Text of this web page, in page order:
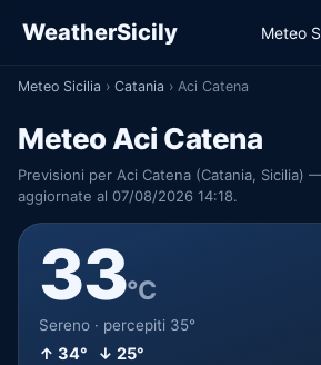
WeatherSicily Meteo
Meteo Sicilia › Catania › Aci Catena
Meteo Aci Catena
Previsioni per Aci Catena (Catania, Sicilia)
aggiornate al 07/08/2026 14:18.
33°C
Sereno · percepiti 35°
↑ 34° ↓ 25°